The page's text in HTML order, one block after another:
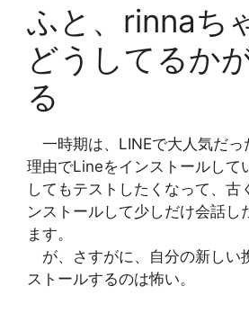
ふと、rinnaち
どうしてるか
る
一時期は、LINEで大人気だっ
理由でLineをインストールして
してもテストしたくなって、古
ンストールして少しだけ会話し
ます。
が、さすがに、自分の新しい
ストールするのは怖い。